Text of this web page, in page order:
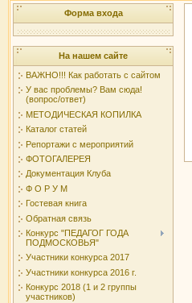
Форма входа
На нашем сайте
ВАЖНО!!! Как работать с сайтом
У вас проблемы? Вам сюда!
(вопрос/ответ)
МЕТОДИЧЕСКАЯ КОПИЛКА
Каталог статей
Репортажи с мероприятий
ФОТОГАЛЕРЕЯ
Документация Клуба
Ф О Р У М
Гостевая книга
Обратная связь
Конкурс "ПЕДАГОГ ГОДА
ПОДМОСКОВЬЯ"
Участники конкурса 2017
Участники конкурса 2016 г.
Конкурс 2018 (1 и 2 группы
участников)